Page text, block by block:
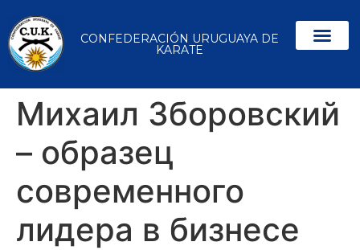
CONFEDERACIÓN URUGUAYA DE
KARATE
Михаил Зборовский
– образец
современного
лидера в бизнесе